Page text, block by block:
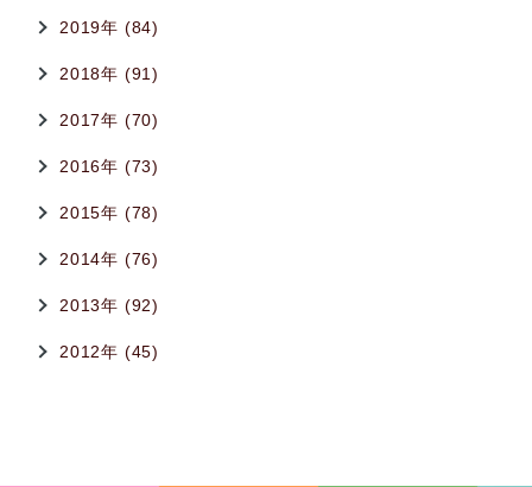
2019年 (84)
2018年 (91)
2017年 (70)
2016年 (73)
2015年 (78)
2014年 (76)
2013年 (92)
2012年 (45)